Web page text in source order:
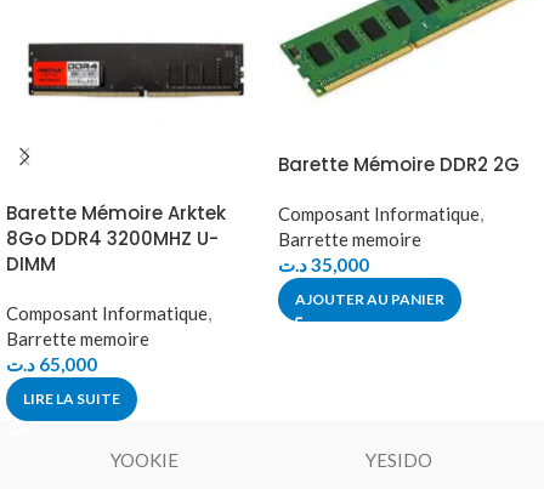
Barette Mémoire Arktek
8Go DDR4 3200MHZ U-
DIMM
Composant Informatique,
Barrette memoire
65,000 د.ت
LIRE LA SUITE
Barette Mémoire DDR2 2G
Composant Informatique,
Barrette memoire
35,000د.ت
AJOUTER AU PANIER
YOOKIE YESIDO